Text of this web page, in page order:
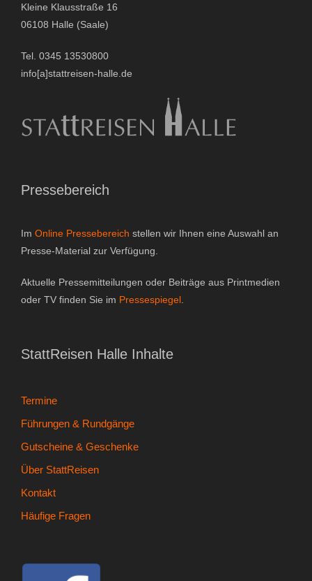
Kleine Klausstraße 16
06108 Halle (Saale)
Tel. 0345 13530800
info[a]stattreisen-halle.de
Pressebereich
Im Online Pressebereich stellen wir Ihnen eine Auswahl an
Presse-Material zur Verfügung.
Aktuelle Pressemitteilungen oder Beiträge aus Printmedien
oder TV finden Sie im Pressespiegel
StattReisen Halle Inhalte
Termine
Führungen & Rundgänge
Gutscheine & Geschenke
Über StattReisen
Kontakt
Häufige Fragen